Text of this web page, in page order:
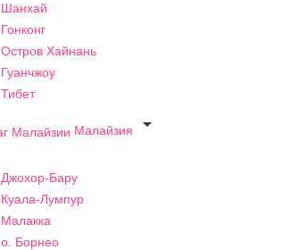
Шанхай
Гонконг
Остров Хайнань
Гуанчжоу
Тибет
Малайзия

Джохор-Бару
Куала-Лумпур
Малакка
о. Борнео